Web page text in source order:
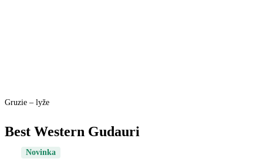
Gruzie – lyže
Best Western Gudauri
Novinka